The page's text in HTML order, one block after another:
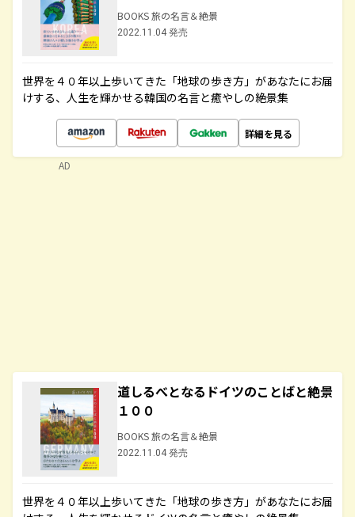
BOOKS 旅の名言＆絶景
2022.11.04 発売
世界を４０年以上歩いてきた「地球の歩き方」があなたにお届
けする、人生を輝かせる韓国の名言と癒やしの絶景集
詳細を見る
道しるべとなるドイツのことばと絶景
１００
BOOKS 旅の名言＆絶景
2022.11.04 発売
世界を４０年以上歩いてきた「地球の歩き方」があなたにお届
AD